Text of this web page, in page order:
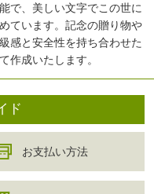
で、美しい文字でこの世に
ています。記念の贈り物や
感と安全性を持ち合わせた
作成いたします。
ド
お支払い方法